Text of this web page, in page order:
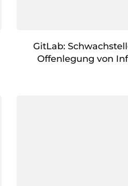
GitLab:
Offenlegung von